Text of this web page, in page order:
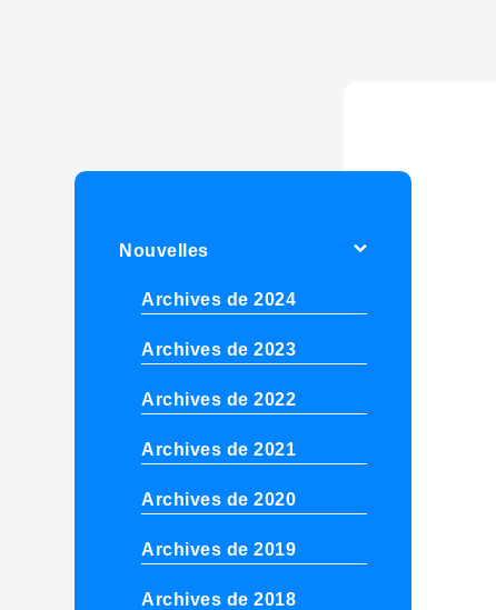
Nouvelles
Archives de 2024
Archives de 2023
Archives de 2022
Archives de 2021
Archives de 2020
Archives de 2019
Archives de 2018